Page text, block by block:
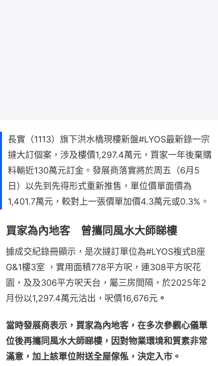
長實（1113）旗下洪水橋現樓新盤#LYOS最新錄一宗
撻大訂個案，涉及樓價1,297.4萬元，買家一年後棄購
料輸近130萬元訂金。發展商落實將於周五（6月5
日）以先到先得形式重新推售，單位價單面價為
1,401.7萬元，較對上一張價單加價4.3萬元或0.3%。
買家為內地客 曾攜同風水大師睇樓
據成交紀錄冊顯示，是次撻訂單位為#LYOS複式B座
G&1樓3室 ，實用面積778平方呎，連308平方呎花
園，及及306平方呎天台，屬三房間隔，於2025年2
月份以1,297.4萬元沽出，呎價16,676元 。
當時發展商表示，買家為內地客，在多次參觀心儀單
位後再攜同風水大師睇樓，因對物業環境和質素非常
滿意，加上該單位附送全屋傢俬，決定入市。